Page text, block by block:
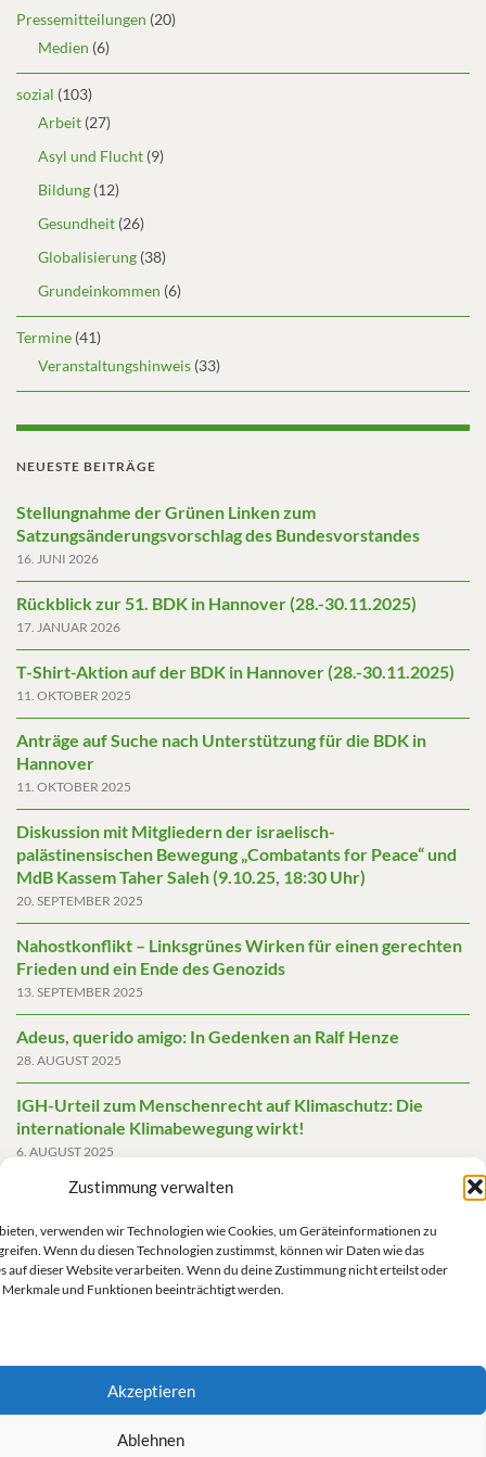
Zustimmung verwalten
verwenden wir Technologien wie Cookies, um Geräteinformationen zu
Wenn du diesen Technologien zustimmst, können wir Daten wie das
auf dieser Website verarbeiten. Wenn du deine Zustimmung nicht erteilst oder
und Funktionen beeinträchtigt werden.
Akzeptieren
Ablehnen
Pressemitteilungen (20)
Medien (6)
sozial (103)
Arbeit (27)
Asyl und Flucht (9)
Bildung (12)
Gesundheit (26)
Globalisierung (38)
Grundeinkommen (6)
Termine (41)
Veranstaltungshinweis (33)
NEUESTE BEITRÄGE
Stellungnahme der Grünen Linken zum
Satzungsänderungsvorschlag des Bundesvorstandes
16. JUNI 2026
Rückblick zur 51. BDK in Hannover (28.-30.11.2025)
17. JANUAR 2026
T-Shirt-Aktion auf der BDK in Hannover (28.-30.11.2025)
11. OKTOBER 2025
Anträge auf Suche nach Unterstützung für die BDK in
Hannover
11. OKTOBER 2025
Diskussion mit Mitgliedern der israelisch-
palästinensischen Bewegung „Combatants for Peace“ und
MdB Kassem Taher Saleh (9.10.25, 18:30 Uhr)
20. SEPTEMBER 2025
Nahostkonflikt – Linksgrünes Wirken für einen gerechten
Frieden und ein Ende des Genozids
13. SEPTEMBER 2025
Adeus, querido amigo: In Gedenken an Ralf Henze
28. AUGUST 2025
IGH-Urteil zum Menschenrecht auf Klimaschutz: Die
internationale Klimabewegung wirkt!
6. AUGUST 2025
Friedensgutachten 2025
Die AfD mit mehr Demokratie wegregieren
14. MAI 2025
Impressum/Datenschutz